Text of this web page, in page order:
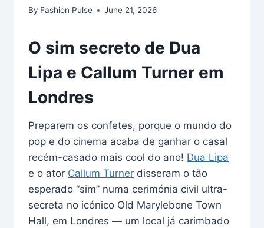
By Fashion Pulse June 21, 2026
O sim secreto de Dua
Lipa e Callum Turner em
Londres
Preparem os confetes, porque o mundo do
pop e do cinema acaba de ganhar o casal
recém-casado mais cool do ano! Dua Lipa
e o ator Callum Turner disseram o tão
esperado “sim” numa cerimónia civil ultra-
secreta no icónico Old Marylebone Town
Hall, em Londres — um local já carimbado